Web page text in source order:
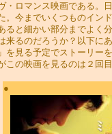
・ロマンス映画である。
。今までいくつものイン
ると細かい部分までよく
来るのだろうか？以下に
を見る予定でストーリー
この映画を見るのは２回目
●